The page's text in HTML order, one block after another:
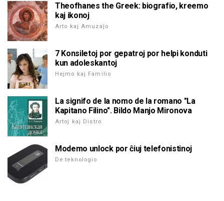
Theofhanes the Greek: biografio, kreemo
kaj ikonoj
Arto kaj Amuzaĵo
7 Konsiletoj por gepatroj por helpi konduti
kun adoleskantoj
Hejmo kaj Familio
La signifo de la nomo de la romano "La
Kapitano Filino". Bildo Manjo Mironova
Artoj kaj Distro
Modemo unlock por ĉiuj telefonistinoj
De teknologio